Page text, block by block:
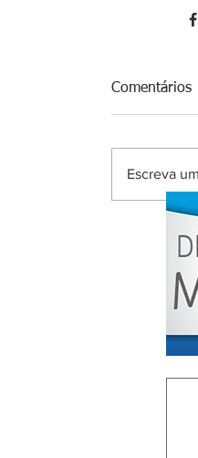
Comentários
Escreva